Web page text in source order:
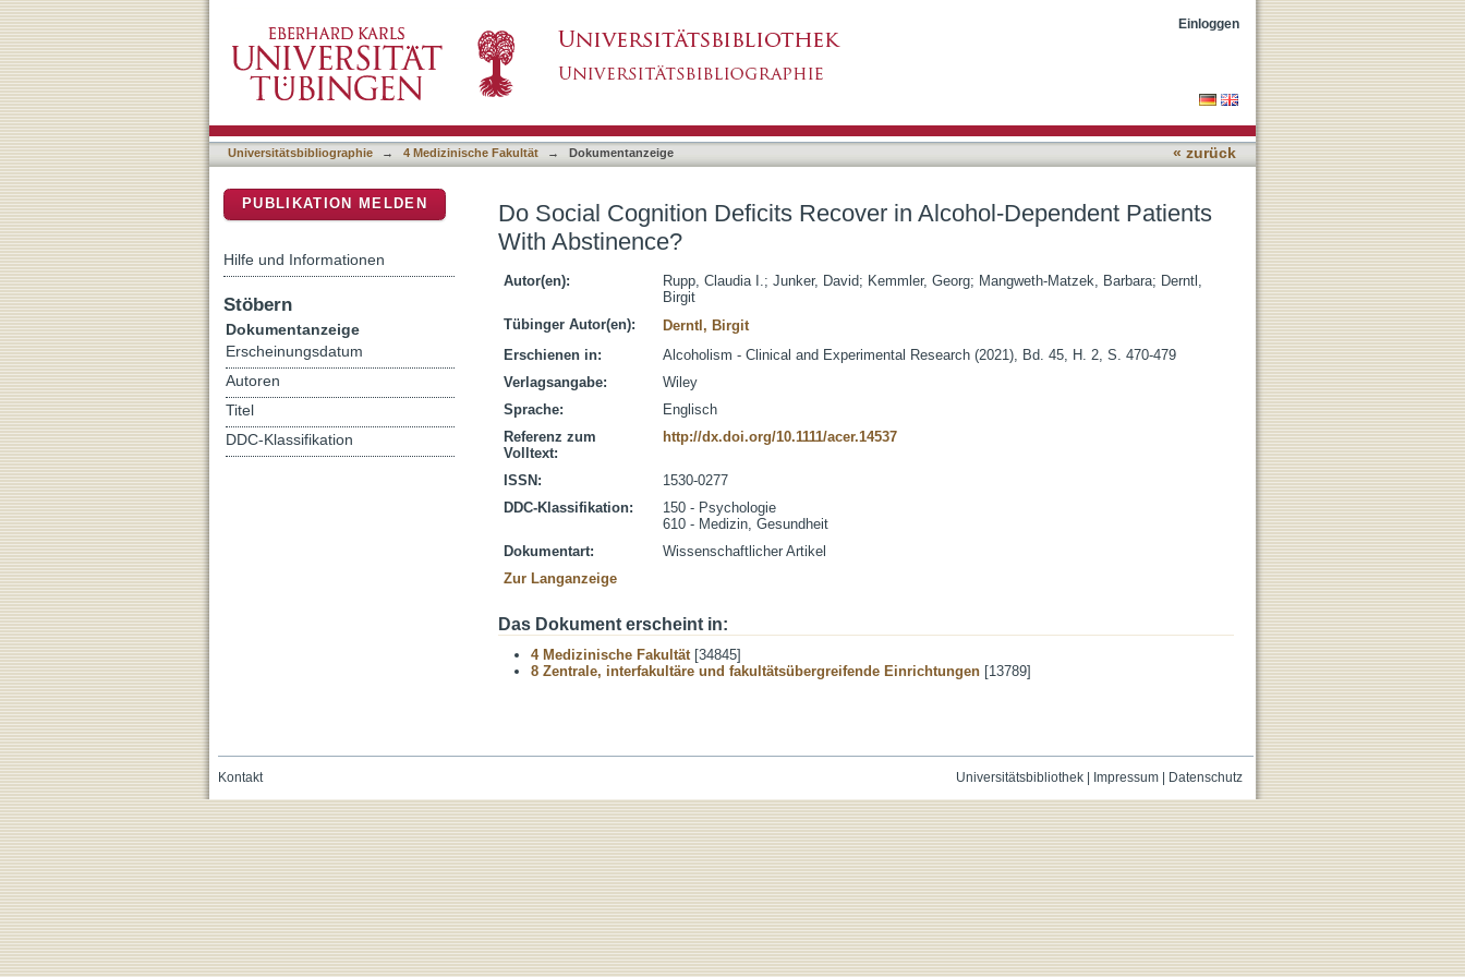
Einloggen
Universitätsbibliographie → 4 Medizinische Fakultät → Dokumentanzeige « zurück
Do Social Cognition Deficits Recover in Alcohol-Dependent Patients
With Abstinence?
Autor(en): Rupp, Claudia I.; Junker, David; Kemmler, Georg; Mangweth-Matzek, Barbara; Derntl,
Birgit
Tübinger Autor(en):
Derntl, Birgit
Erschienen in:
Alcoholism - Clinical and Experimental Research (2021), Bd. 45, H. 2, S. 470-479
Verlagsangabe:
Wiley
Sprache:
Englisch
Referenz zum
Volltext:
http://dx.doi.org/10.1111/acer.14537
ISSN:
1530-0277
DDC-Klassifikation:
150 - Psychologie
610 - Medizin, Gesundheit
Dokumentart:
Wissenschaftlicher Artikel
Zur Langanzeige
Das Dokument erscheint in:
4 Medizinische Fakultät[34845]
8 Zentrale, interfakultäre und fakultätsübergreifende Einrichtungen [13789]
PUBLIKATION MELDEN
Hilfe und Informationen
Stöbern
Dokumentanzeige
Erscheinungsdatum
Autoren
Titel
DDC-Klassifikation
Universitätsbibliothek| Impressum| Datenschutz
Kontakt